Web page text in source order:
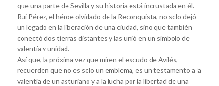
que una parte de Sevilla y su historia está incrustada en él.
Rui Pérez, el héroe olvidado de la Reconquista, no solo dejó
un legado en la liberación de una ciudad, sino que también
conectó dos tierras distantes y las unió en un símbolo de
valentía y unidad.
Así que, la próxima vez que miren el escudo de Avilés,
recuerden que no es solo un emblema, es un testamento a la
valentía de un asturiano y a la lucha por la libertad de una